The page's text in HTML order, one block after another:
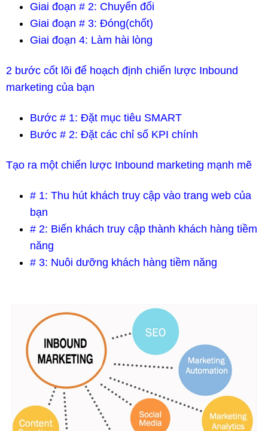
Giai đoạn # 2: Chuyển đổi
Giai đoạn # 3: Đóng(chốt)
Giai đoạn 4: Làm hài lòng
2 bước cốt lõi để hoạch định chiến lược Inbound
marketing của bạn
Bước # 1: Đặt mục tiêu SMART
Bước # 2: Đặt các chỉ số KPI chính
Tạo ra một chiến lược Inbound marketing mạnh mẽ
# 1: Thu hút khách truy cập vào trang web của
bạn
# 2: Biến khách truy cập thành khách hàng tiềm
năng
# 3: Nuôi dưỡng khách hàng tiềm năng